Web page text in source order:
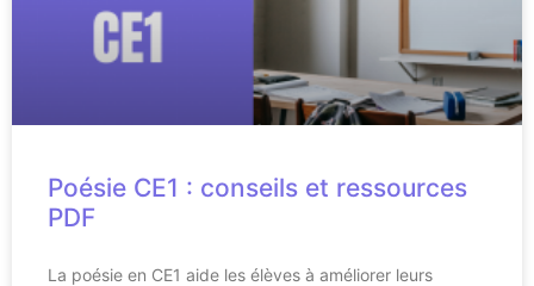
Poésie CE1 : conseils et ressources
PDF
La poésie en CE1 aide les élèves à améliorer leurs